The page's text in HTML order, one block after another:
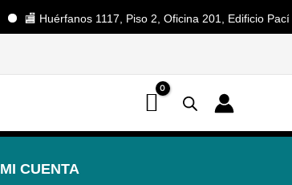
🏬 Huérfanos 1117, Piso 2, Oficina 201, Edificio
MI CUENTA
📢 ¡OFERTAS! 🔥